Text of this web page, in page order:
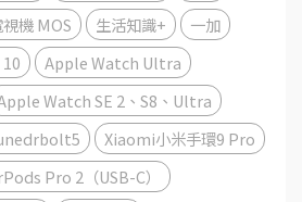
機 MOS 生活知識+
一加
Apple Watch Ultra
Watch SE 2、S8、Ultra
Xiaomi小米手環9 Pro
Pro 2（USB-C）